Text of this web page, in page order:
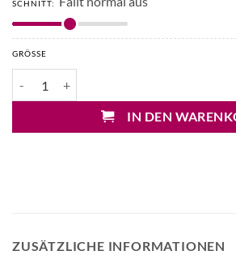
SCHNITT:
GRÖSSE
IN DEN
ZUSÄTZLICHE INFORMATIONEN